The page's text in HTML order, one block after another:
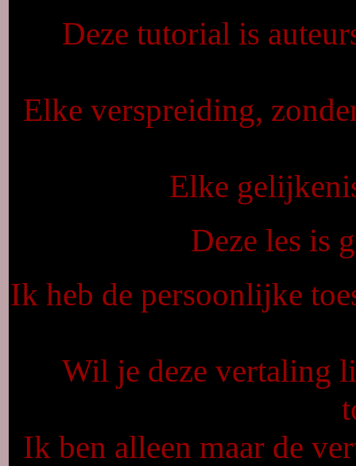
Deze tutorial is
Elke verspreiding,
Elke
Deze les is
Ik heb de persoonlijke
Wil je deze vertaling
Ik ben alleen maar de